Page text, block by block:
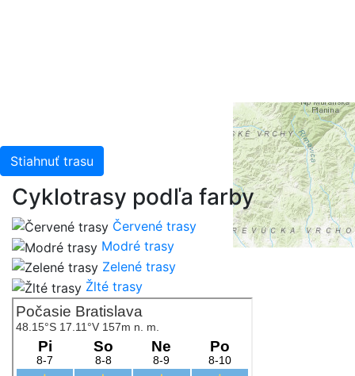
Stiahnuť trasu
Cyklotrasy podľa farby
Červené trasy
Modré trasy
Zelené trasy
Žlté trasy